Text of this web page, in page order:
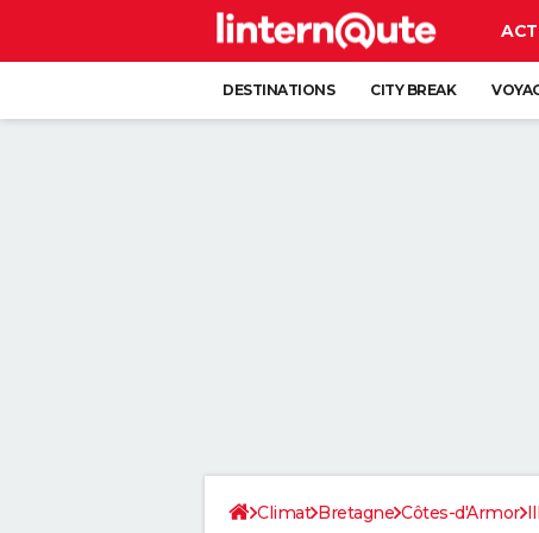
DESTINATIONS CITY BREAK
Climat Bretagne Côtes-d'Armor